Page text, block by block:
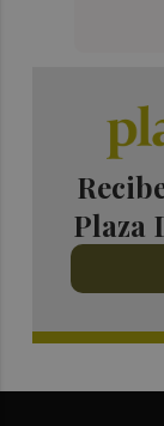
Plaza